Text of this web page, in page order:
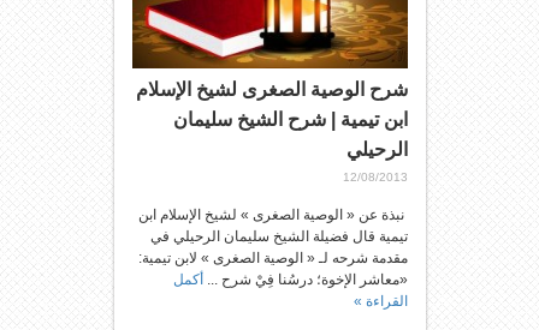
شرح الوصية الصغرى لشيخ الإسلام
ابن تيمية | شرح الشيخ سليمان
الرحيلي
12/08/2013
نبذة عن « الوصية الصغرى » لشيخ الإسلام ابن
تيمية قال فضيلة الشيخ سليمان الرحيلي في
مقدمة شرحه لـ « الوصية الصغرى » لابن تيمية:
«معاشر الإخوة؛ درسُنا فِيْ شرح ... أكمل
القراءة »